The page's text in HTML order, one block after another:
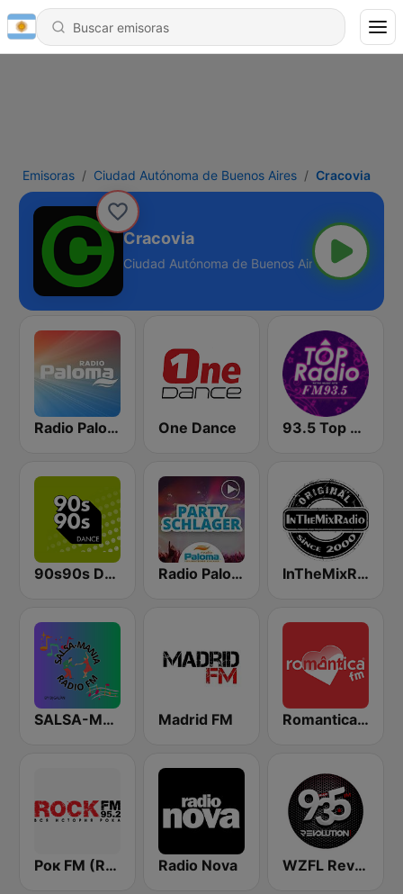
Emisoras Ciudad Autónoma de Buenos Aires Cracovia
Cracovia
Ciudad Autónoma de Buenos Aires - Online
Radio Paloma One Dance 93.5 Top Radio FM
90s90s Dance Radio Paloma Partyschlager InTheMixRadio
SALSA-MANIA RADIO FM Madrid FM Romantica FM
Рок FM (Rock FM 95.2) Radio Nova WZFL Revolution 93.5 FM